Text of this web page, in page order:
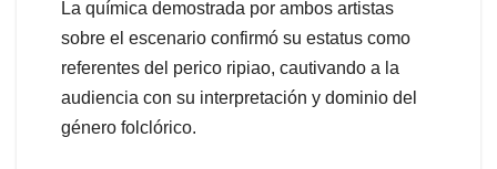
La química demostrada por ambos artistas
sobre el escenario confirmó su estatus como
referentes del perico ripiao, cautivando a la
audiencia con su interpretación y dominio del
género folclórico.